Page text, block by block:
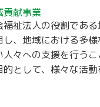
貢献事業
福祉法人の役割であ
し、地域における多
人々への支援を行う
として、様々な活動